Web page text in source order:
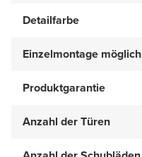
Detailfarbe
Einzelmontage möglich
Produktgarantie
Anzahl der Türen